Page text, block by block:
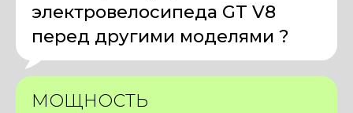
электровелосипеда GT V8
перед другими моделями ?
МОЩНОСТЬ